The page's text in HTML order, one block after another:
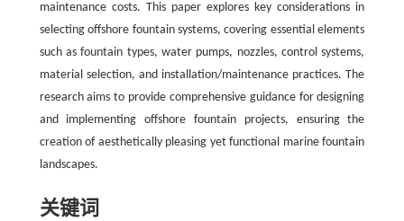
maintenance costs. This paper explores key considerations in
selecting offshore fountain systems, covering essential elements
such as fountain types, water pumps, nozzles, control systems,
material selection, and installation/maintenance practices. The
research aims to provide comprehensive guidance for designing
and implementing offshore fountain projects, ensuring the
creation of aesthetically pleasing yet functional marine fountain
landscapes.
关键词